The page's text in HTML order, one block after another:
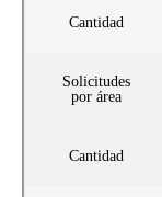
Cantidad
Solicitudes
por área
Cantidad